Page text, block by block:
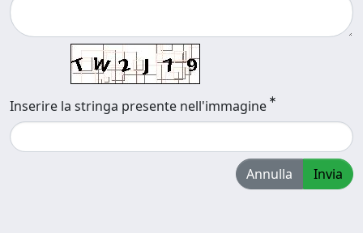
Inserire la stringa presente nell'immagine
Annulla Invia